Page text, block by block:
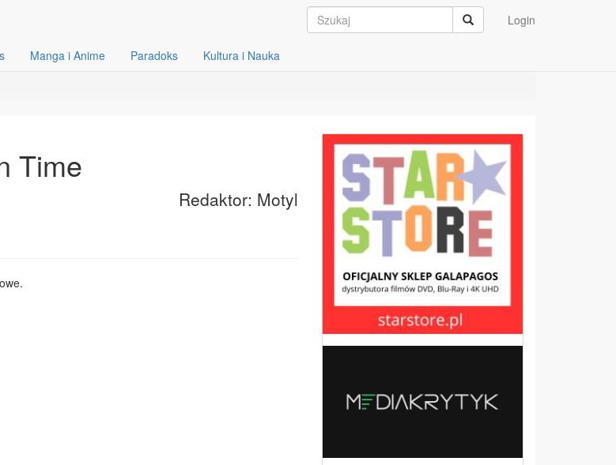
Login
Manga i Anime Paradoks
Kultura i Nauka
Time
Redaktor: Motyl